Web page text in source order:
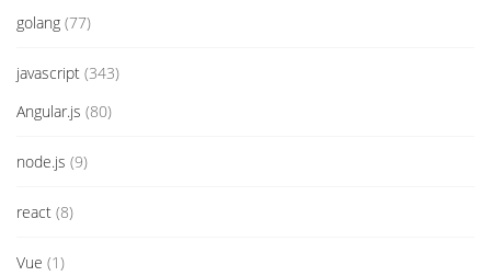
golang (77)
javascript (343)
Angular.js (80)
node.js (9)
react (8)
Vue (1)